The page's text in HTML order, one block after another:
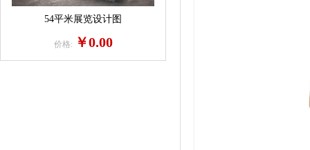
54平米展览设计图
价格: ￥0.00